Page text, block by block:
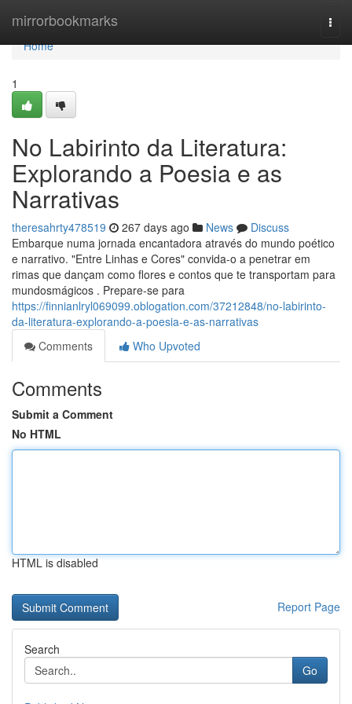
mirrorbookmarks
Home
Home
1
No Labirinto da Literatura:
Explorando a Poesia e as
Narrativas
theresahrty478519 267 days ago News
Discuss
Embarque numa jornada encantadora através do mundo poético
e narrativo. "Entre Linhas e Cores" convida-o a penetrar em
rimas que dançam como flores e contos que te transportam para
mundosmágicos . Prepare-se para
https://finnianlryl069099.oblogation.com/37212848/no-labirinto-
da-literatura-explorando-a-poesia-e-as-narrativas
Comments
Who Upvoted
Comments
Submit a Comment
No HTML
HTML is disabled
Report Page
Search
Go